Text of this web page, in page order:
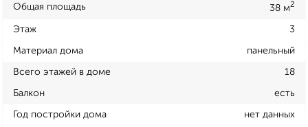
Общая площадь 38 м2
Этаж 3
Материал дома панельный
Всего этажей в доме 18
Балкон есть
Год постройки дома нет данных